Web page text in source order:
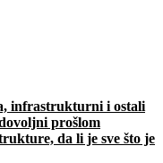
infrastrukturni i ostali
prošlom
da li je sve što je